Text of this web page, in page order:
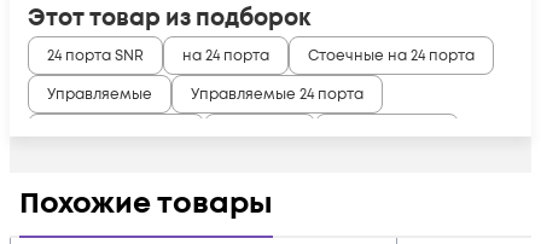
Этот товар из подборок
24 порта SNR на 24 порта
Стоечные на 24 порта
Управляемые
Управляемые 24 порта
Управляемые SNR
Уровня L2
L2 на 24 порта
SFP Коммутатор
Похожие товары